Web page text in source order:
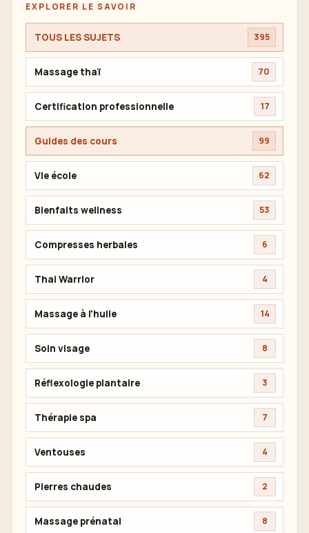
EXPLORER LE SAVOIR
TOUS LES SUJETS 395
Massage thaï 70
Certification professionnelle 17
Guides des cours 99
Vie école 62
Bienfaits wellness 53
Compresses herbales 6
Thai Warrior 4
Massage à l'huile 14
Soin visage 8
Réflexologie plantaire 3
Thérapie spa 7
Ventouses 4
Pierres chaudes 2
Massage prénatal 8